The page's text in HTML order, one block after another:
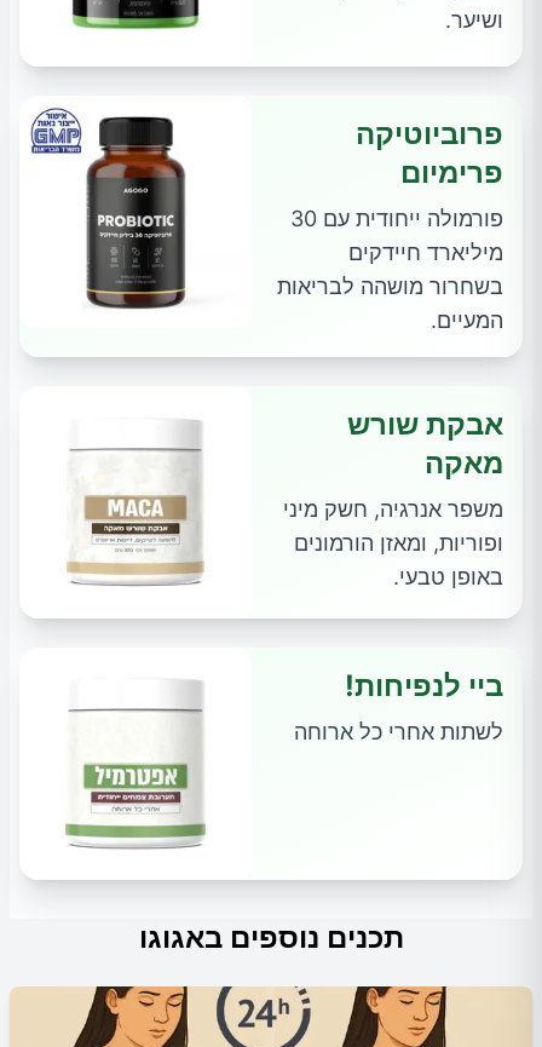
ושיער.
פרוביוטיקה
פרימיום
פורמולה ייחודית עם 30
מיליארד חיידקים
בשחרור מושהה לבריאות
המעיים.
אבקת שורש
מאקה
משפר אנרגיה, חשק מיני
ופוריות, ומאזן הורמונים
באופן טבעי.
ביי לנפיחות!
לשתות אחרי כל ארוחה
תכנים נוספים באגוגו